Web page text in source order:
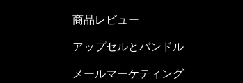
商品レビュー
アップセルとバンドル
メールマーケティング